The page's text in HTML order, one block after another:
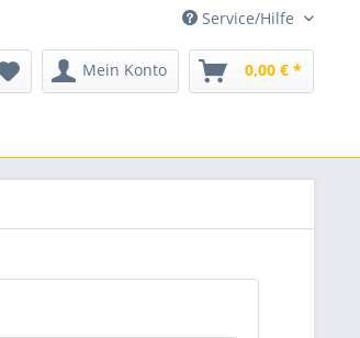
Service/Hilfe
Mein Konto 0,00 € *